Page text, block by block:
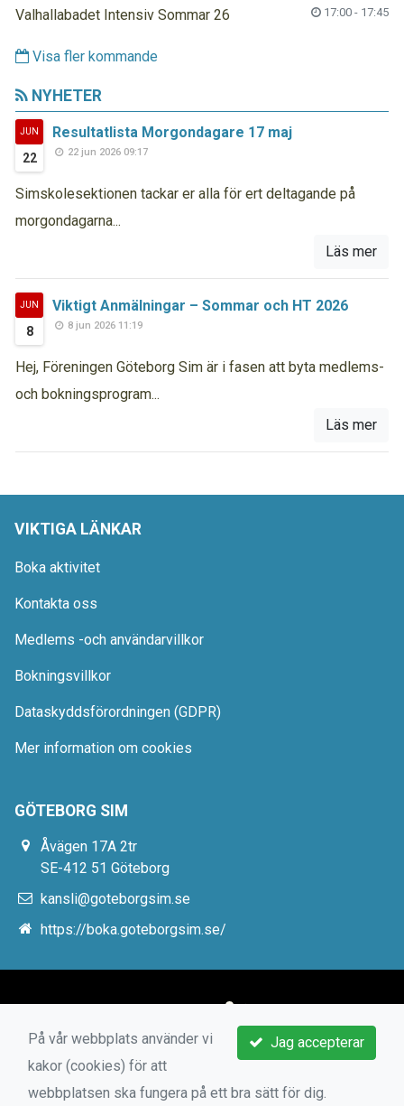
17:00 - 17:45
Valhallabadet Intensiv Sommar 26
Visa fler kommande
NYHETER
JUN
22
Resultatlista Morgondagare 17 maj
22 jun 2026 09:17
Simskolesektionen tackar er alla för ert deltagande på
morgondagarna...
Läs mer
JUN
8
Viktigt Anmälningar – Sommar och HT 2026
8 jun 2026 11:19
Hej, Föreningen Göteborg Sim är i fasen att byta medlems-
och bokningsprogram...
Läs mer
VIKTIGA LÄNKAR
Boka aktivitet
Kontakta oss
Medlems -och användarvillkor
Bokningsvillkor
Dataskyddsförordningen (GDPR)
Mer information om cookies
GÖTEBORG SIM
Åvägen 17A 2tr
SE-412 51 Göteborg
kansli@goteborgsim.se
https://boka.goteborgsim.se/
Jag accepterar
På vår webbplats använder vi
kakor (cookies) för att
webbplatsen ska fungera på ett bra sätt för dig.